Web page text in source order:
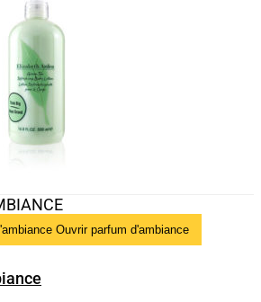
Ouvrir parfum d'ambiance